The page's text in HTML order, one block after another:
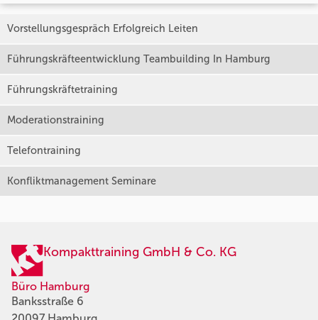
Vorstellungsgespräch Erfolgreich Leiten
Führungskräfteentwicklung Teambuilding In Hamburg
Führungskräftetraining
Moderationstraining
Telefontraining
Konfliktmanagement Seminare
Kompakttraining GmbH & Co. KG
Büro Hamburg
Banksstraße 6